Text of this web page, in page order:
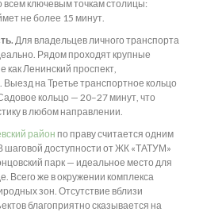
ключевым точкам столицы:
не более 15 минут.
Для владельцев личного транспорта
Рядом проходят крупные
как Ленинский проспект,
на Третье транспортное кольцо
кольцо — 20–27 минут, что
в любом направлении.
район по праву считается одним
шаговой доступности от ЖК «ТАТУМ»
парк — идеальное место для
Всего же в окружении комплекса
зон. Отсутствие вблизи
благоприятно сказывается на